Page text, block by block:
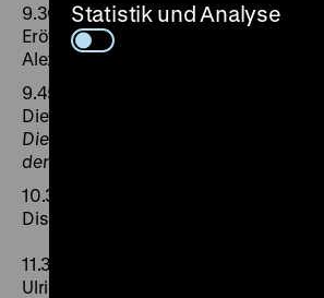
9.30
Eröffnung und Begrüßung
Alexander Koch, Berlin und Jürgen
9.45
Dietmar Rothermund, Heidelberg
Die „Agency“ der Menschen und
der europäischen Expansion
10.30
Diskussion
11.30
Ulrich Fellmeth, Stuttgart-Hohenheim
Statistik und Analyse